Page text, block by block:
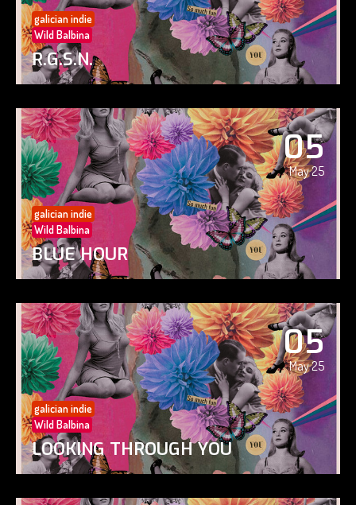
galician indie
Wild Balbina
R.G.S.N.
05
May 25
galician indie
Wild Balbina
BLUE HOUR
05
May 25
galician indie
Wild Balbina
LOOKING THROUGH YOU